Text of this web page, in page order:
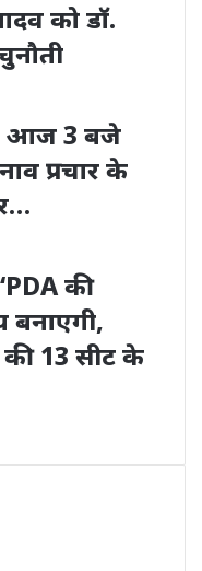
को डॉ.
में आज 3 बजे
प्रचार के
की
बनाएगी,
की 13 सीट के